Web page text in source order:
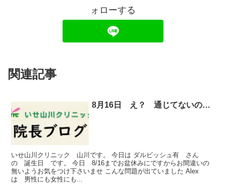
ォローする
関連記事
8月16日 え？ 通じてないの…
いせ山川クリニック 山川です。 今日は ダルビッシュ有 さん
の 誕生日 です。 今日 8/16までお盆休みにですからお間違いの
無いようお気をつけ下さいませ こんな問題が出ていました Alex
は 男性にも女性にも...